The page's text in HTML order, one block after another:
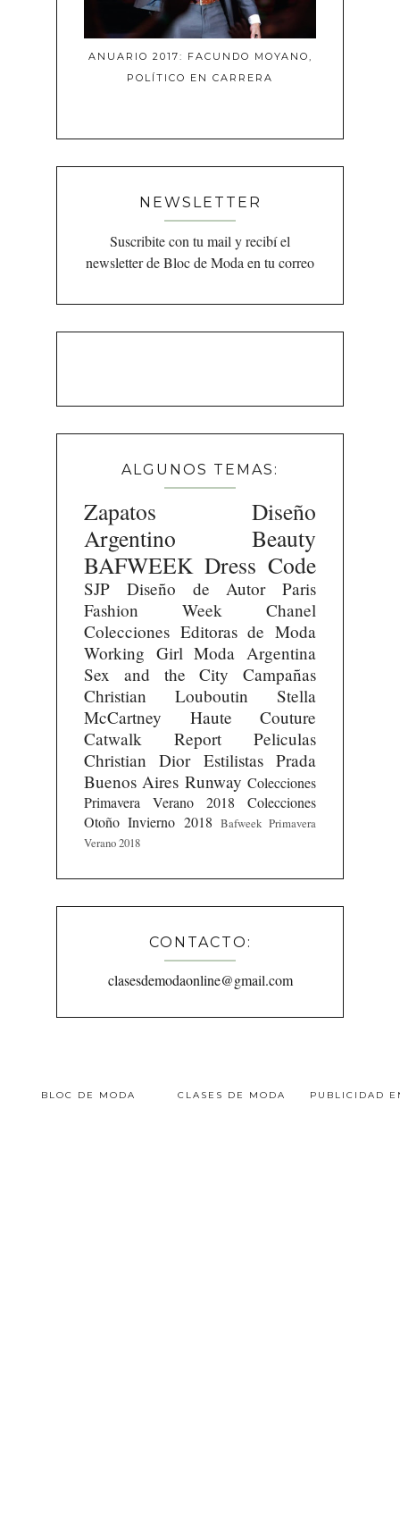
ANUARIO 2017: FACUNDO MOYANO,
POLÍTICO EN CARRERA
NEWSLETTER
Suscribite con tu mail y recibí el
newsletter de Bloc de Moda en tu correo
ALGUNOS TEMAS:
Zapatos
Diseño
Argentino
Beauty
BAFWEEK Dress Code
SJP Diseño de Autor
Paris
Fashion Week
Chanel
Colecciones Editoras de Moda
Working Girl Moda Argentina
Sex and the City
Campañas
Christian Louboutin
Stella
McCartney
Haute Couture
Catwalk Report
Peliculas
Christian Dior Estilistas Prada
Buenos Aires Runway Colecciones
Primavera Verano 2018
Colecciones
Otoño Invierno 2018 Bafweek Primavera
Verano 2018
CONTACTO:
clasesdemodaonline@gmail.com
BLOC DE MODA CLASES DE MODA PUBLICIDAD